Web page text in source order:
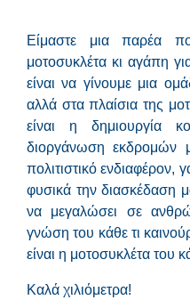
Είμαστε μια παρέα
μοτοσυκλέτα κι αγάπη
είναι να γίνουμε μια
αλλά στα πλαίσια της
είναι η δημιουργία
διοργάνωση εκδρομών
πολιτιστικό ενδιαφέρον,
φυσικά την διασκέδαση
να μεγαλώσει σε
γνώση του κάθε τι
είναι η μοτοσυκλέτα του
Καλά χιλιόμετρα!